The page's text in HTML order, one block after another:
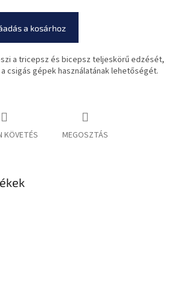
a kosárhoz
a tricepsz és bicepsz teljeskörű edzését,
csigás gépek használatának lehetőségét.
KÖVETÉS MEGOSZTÁS